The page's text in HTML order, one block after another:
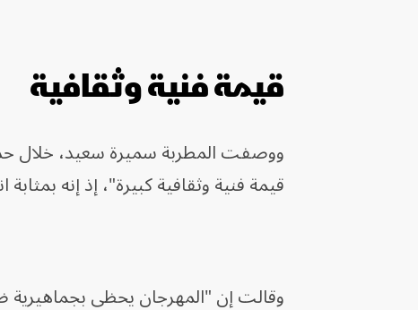
قيمة فنية وثقافية
ووصفت المطربة سميرة سعيد، خلال
قيمة فنية وثقافية كبيرة"، إذ إنه
وقالت إن "المهرجان يحظى